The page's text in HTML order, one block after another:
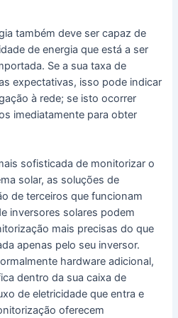
também deve ser capaz de
de energia que está a ser
Se a sua taxa de
expectativas, isso pode indicar
à rede; se isto ocorrer
imediatamente para obter
sofisticada de monitorizar o
solar, as soluções de
de terceiros que funcionam
inversores solares podem
mais precisas do que
apenas pelo seu inversor.
hardware adicional,
dentro da sua caixa de
de eletricidade que entra e
oferecem